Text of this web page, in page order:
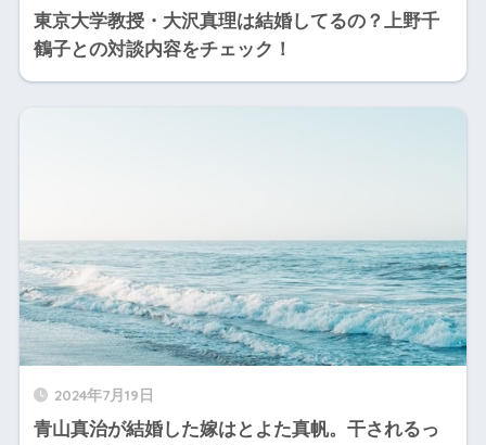
東京大学教授・大沢真理は結婚してるの？上野千
鶴子との対談内容をチェック！
2024年7月19日
青山真治が結婚した嫁はとよた真帆。干されるっ